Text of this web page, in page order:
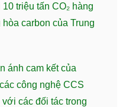
triệu tấn CO₂ hàng
carbon của Trung
ánh cam kết của
công nghệ CCS
các đối tác trong